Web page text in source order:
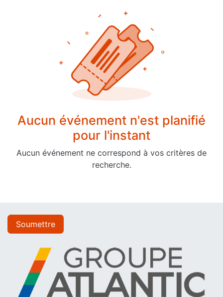
Aucun événement n'est planifié
pour l'instant
Aucun événement ne correspond à vos critères de
recherche.
Soumettre